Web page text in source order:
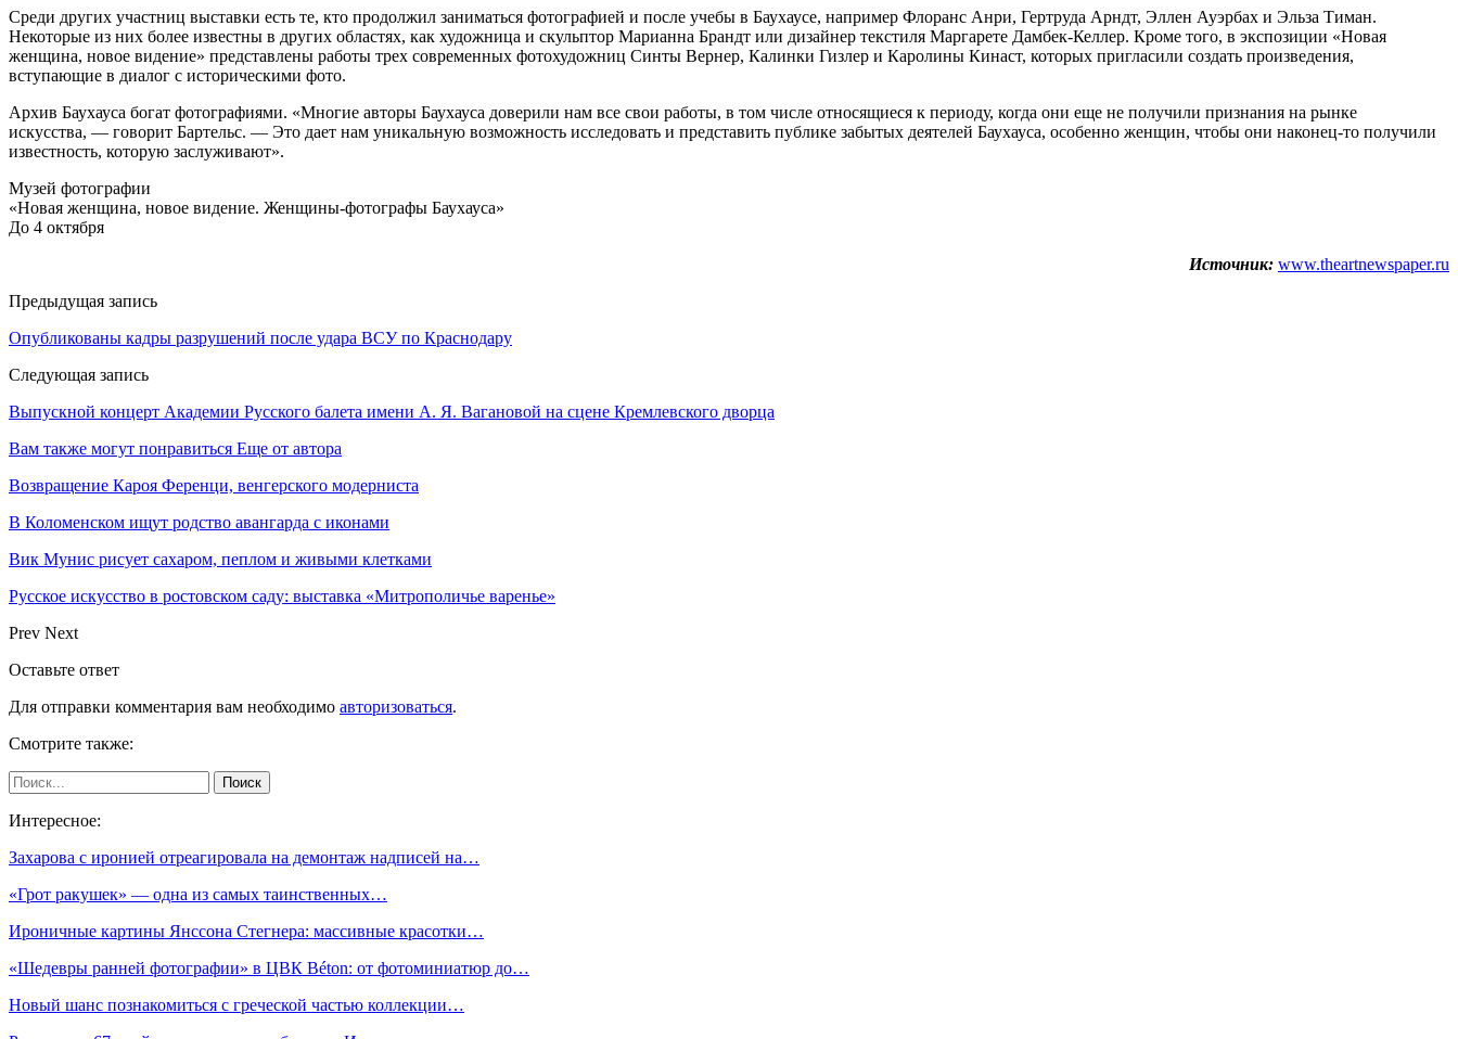
Среди других участниц выставки есть те, кто продолжил заниматься фотографией и после учебы в Баухаусе, например Флоранс Анри, Гертруда Арндт, Эллен Ауэрбах и Эльза Тиман.
Некоторые из них более известны в других областях, как художница и скульптор Марианна Брандт или дизайнер текстиля Маргарете Дамбек-Келлер. Кроме того, в экспозиции «Новая
женщина, новое видение» представлены работы трех современных фотохудожниц Синты Вернер, Калинки Гизлер и Каролины Кинаст, которых пригласили создать произведения,
вступающие в диалог с историческими фото.
Архив Баухауса богат фотографиями. «Многие авторы Баухауса доверили нам все свои работы, в том числе относящиеся к периоду, когда они еще не получили признания на рынке
искусства, — говорит Бартельс. — Это дает нам уникальную возможность исследовать и представить публике забытых деятелей Баухауса, особенно женщин, чтобы они наконец-то получили
известность, которую заслуживают».
Музей фотографии
«Новая женщина, новое видение. Женщины-фотографы Баухауса»
До 4 октября
Источник: www.theartnewspaper.ru
Предыдущая запись
Опубликованы кадры разрушений после удара ВСУ по Краснодару
Следующая запись
Выпускной концерт Академии Русского балета имени А. Я. Вагановой на сцене Кремлевского дворца
Вам также могут понравиться Еще от автора
Возвращение Кароя Ференци, венгерского модерниста
В Коломенском ищут родство авангарда с иконами
Вик Мунис рисует сахаром, пеплом и живыми клетками
Русское искусство в ростовском саду: выставка «Митрополичье варенье»
Prev Next
Оставьте ответ
Для отправки комментария вам необходимо авторизоваться.
Смотрите также:
Интересное:
Захарова с иронией отреагировала на демонтаж надписей на…
«Грот ракушек» — одна из самых таинственных…
Ироничные картины Янссона Стегнера: массивные красотки…
«Шедевры ранней фотографии» в ЦВК Béton: от фотоминиатюр до…
Новый шанс познакомиться с греческой частью коллекции…